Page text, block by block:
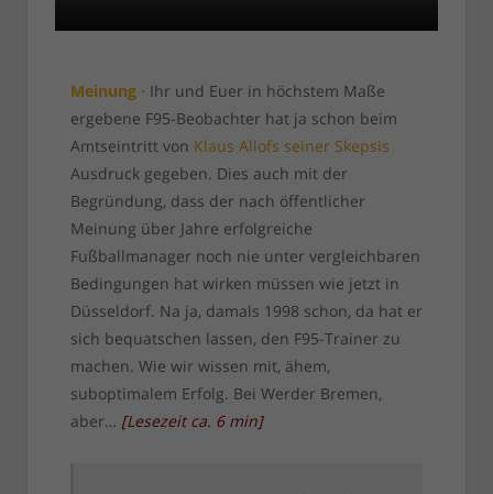
Meinung · Ihr und Euer in höchstem Maße
ergebene F95-Beobachter hat ja schon beim
Amtseintritt von Klaus Allofs seiner Skepsis
Ausdruck gegeben. Dies auch mit der
Begründung, dass der nach öffentlicher
Meinung über Jahre erfolgreiche
Fußballmanager noch nie unter vergleichbaren
Bedingungen hat wirken müssen wie jetzt in
Düsseldorf. Na ja, damals 1998 schon, da hat er
sich bequatschen lassen, den F95-Trainer zu
machen. Wie wir wissen mit, ähem,
suboptimalem Erfolg. Bei Werder Bremen,
aber… [Lesezeit ca. 6 min]